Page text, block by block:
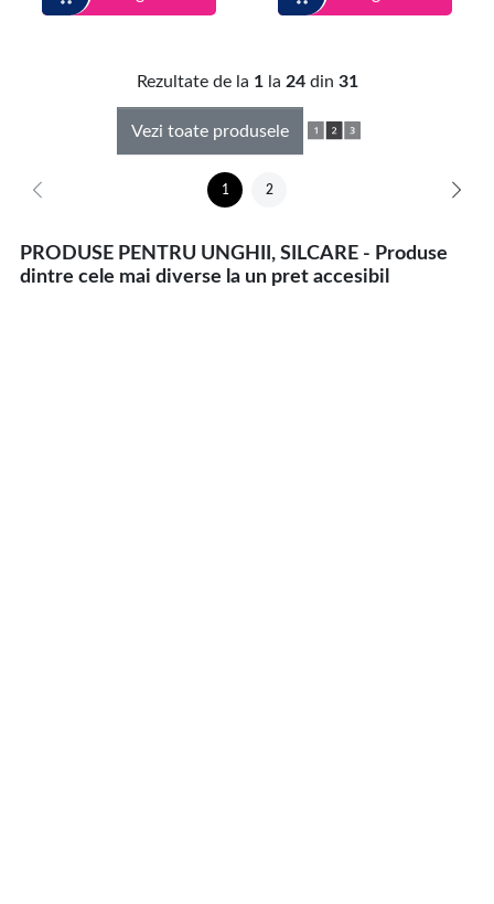
Rezultate de la 1la 24din 31
Vezi toate produsele
1 2
PRODUSE PENTRU UNGHII, SILCARE - Produse
dintre cele mai diverse la un pret accesibil